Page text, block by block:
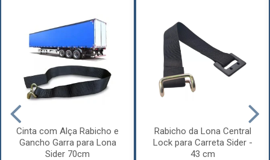
Cinta com Alça Rabicho e
Gancho Garra para Lona
Sider 70cm
Rabicho da Lona Central
Lock para Carreta Sider -
43 cm